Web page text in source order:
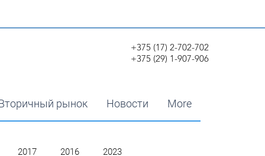
+375 (17) 2-702-702
+375 (29) 1-907-906
рынок Новости More
2017 2016 2023